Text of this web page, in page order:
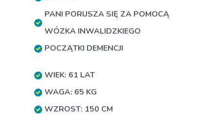
PANI PORUSZA SIĘ ZA POMOCĄ
WÓZKA INWALIDZKIEGO
POCZĄTKI DEMENCJI
WIEK: 61 LAT
WAGA: 65 KG
WZROST: 150 CM